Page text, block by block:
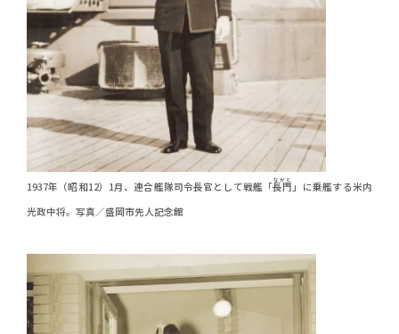
1937年（昭和12）1月、連合艦隊司令長官として戦艦「長門
ながと
」に乗艦する米内
光政中将。写真／盛岡市先人記念館